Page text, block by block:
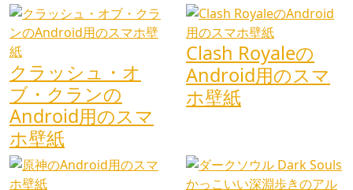
クラッシュ・オ
ブ・クランの
Android用のスマ
ホ壁紙
Clash Royaleの
Android用のスマ
ホ壁紙